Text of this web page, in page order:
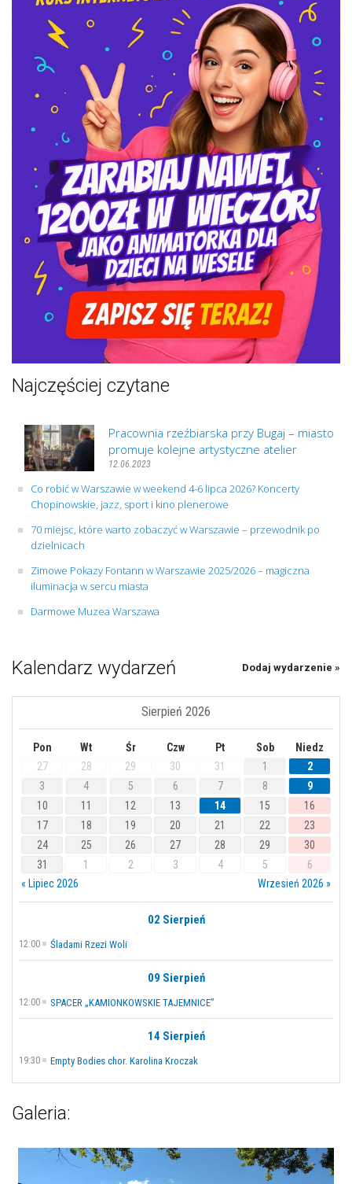
Najczęściej czytane
Pracownia rzeźbiarska przy Bugaj – miasto
promuje kolejne artystyczne atelier
12.06.2023
Co robić w Warszawie w weekend 4-6 lipca 2026? Koncerty
Chopinowskie, jazz, sport i kino plenerowe
70 miejsc, które warto zobaczyć w Warszawie – przewodnik po
dzielnicach
Zimowe Pokazy Fontann w Warszawie 2025/2026 – magiczna
iluminacja w sercu miasta
Darmowe Muzea Warszawa
Kalendarz wydarzeń Dodaj wydarzenie »
Sierpień 2026
Pon Wt Śr Czw Pt Sob
Niedz
27
28 29 30 31 1
2
3
4 5 6 7 8
9
10
11 12 13 14 15
16
17
18 19 20 21 22
23
24
25 26 27 28 29
30
31
1 2 3 4 5
6
« Lipiec 2026
Wrzesień 2026 »
02 Sierpień
12:00 Śladami Rzezi Woli
09 Sierpień
12:00 SPACER „KAMIONKOWSKIE TAJEMNICE”
14 Sierpień
19:30 Empty Bodies chor. Karolina Kroczak
Galeria: